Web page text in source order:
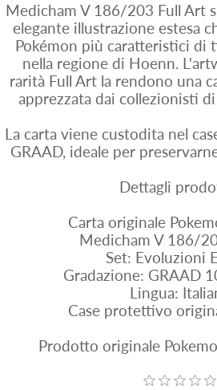
Medicham V 186/203 Full Art
elegante illustrazione estesa
Pokémon più caratteristici
nella regione di Hoenn.
rarità Full Art la rendono una
apprezzata dai collezionisti
La carta viene custodita nel
GRAAD, ideale per
Dettagli
Carta originale
Medicham V 186/
Set: Evoluzioni
Gradazione: GRAAD
Lingua:
Case protettivo
Prodotto originale